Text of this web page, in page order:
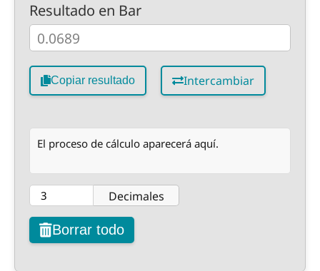
Resultado en Bar
Copiar resultado Intercambiar
El proceso de cálculo aparecerá aquí.
Decimales
Borrar todo